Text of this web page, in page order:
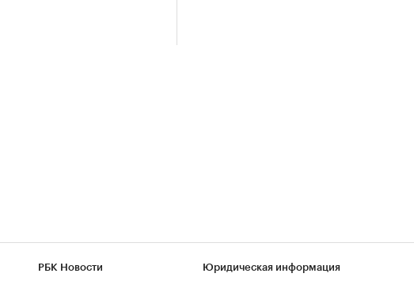
РБК Новости Юридическая информация